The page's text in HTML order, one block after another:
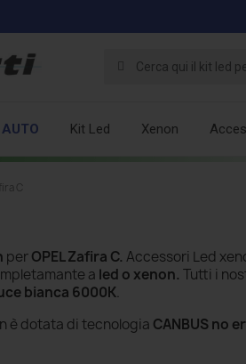
Kit Led Xenon
C
perOPEL Zafira C. Accessori Led
a led o xenon. Tutti i
bianca 6000K.
è dotata di tecnologia CANBUS no